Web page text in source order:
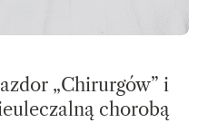
„Chirurgów” i
chorobą